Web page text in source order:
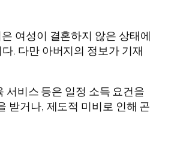
여성이 결혼하지 않은 상태에
. 다만 아버지의 정보가 기재
서비스 등은 일정 소득 요건을
받거나, 제도적 미비로 인해 곤